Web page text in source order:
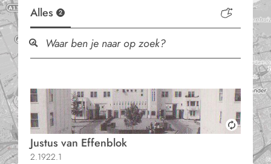
Alles 2
Justus van Effenblok
2.1922.1